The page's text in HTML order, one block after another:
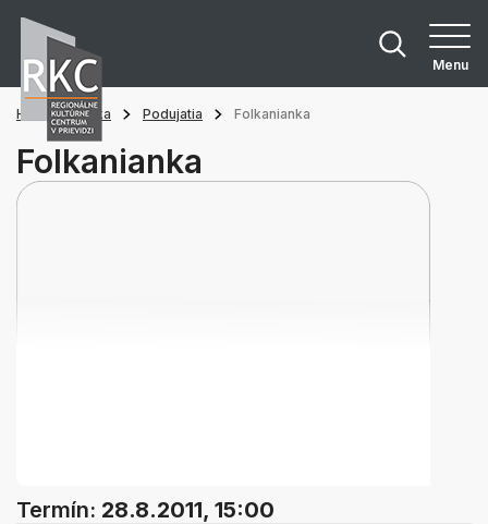
Menu
Hlavná stránka Podujatia Folkanianka
Folkanianka
Termín: 28.8.2011, 15:00